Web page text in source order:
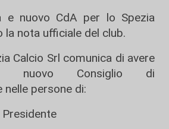
e nuovo CdA per lo Spezia
la nota ufficiale del club.
Calcio Srl comunica di avere
nuovo Consiglio di
persone di: